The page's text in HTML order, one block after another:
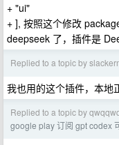
+ "ui"
+ ], 按照这个修改
deepseek 了，插件是
Replied to a topic by
我也用的这个插件，本地
Replied to a topic by
google play 订阅 gpt codex